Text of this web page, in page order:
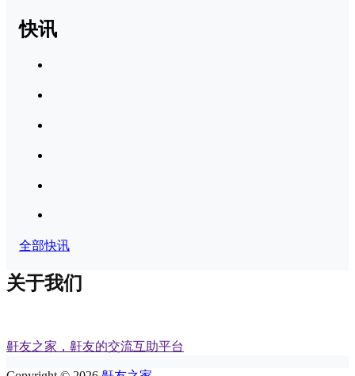
快讯
全部快讯
关于我们
鼾友之家，鼾友的交流互助平台